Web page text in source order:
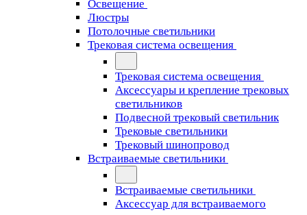
Освещение
Люстры
Потолочные светильники
Трековая система освещения
Трековая система освещения
Аксессуары и крепление трековых
светильников
Подвесной трековый светильник
Трековые светильники
Трековый шинопровод
Встраиваемые светильники
Встраиваемые светильники
Аксессуар для встраиваемого